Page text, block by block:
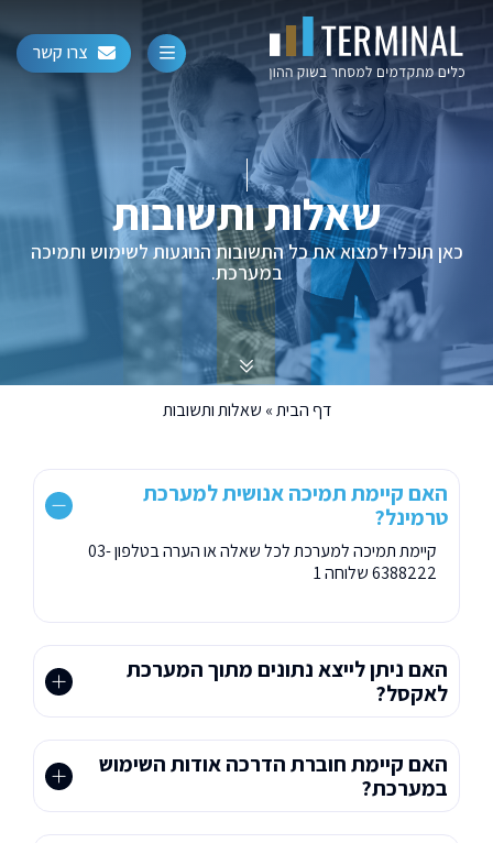
צרו קשר
שאלות ותשובות
כאן תוכלו למצוא את כל התשובות הנוגעות לשימוש ותמיכה
במערכת.
דף הבית» שאלות ותשובות
האם קיימת תמיכה אנושית למערכת
טרמינל?
קיימת תמיכה למערכת לכל שאלה או הערה בטלפון 03-
6388222 שלוחה 1
האם ניתן לייצא נתונים מתוך המערכת
לאקסל?
האם קיימת חוברת הדרכה אודות השימוש
במערכת?